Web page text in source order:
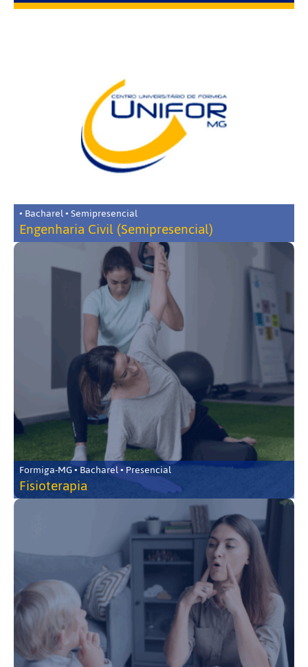
• Bacharel • Semipresencial
Engenharia Civil (Semipresencial)
Formiga-MG • Bacharel • Presencial
Fisioterapia